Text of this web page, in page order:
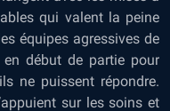
qui valent la peine
équipes agressives de
début de partie pour
ne puissent répondre.
sur les soins et